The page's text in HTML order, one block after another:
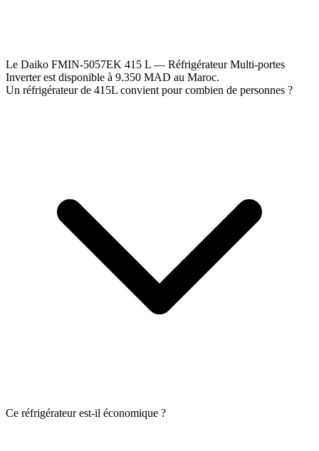
Le Daiko FMIN-5057EK 415 L — Réfrigérateur Multi-portes
Inverter est disponible à 9.350 MAD au Maroc.
Un réfrigérateur de 415L convient pour combien de personnes ?
Ce réfrigérateur est-il économique ?